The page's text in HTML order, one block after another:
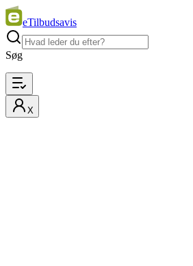
eTilbudsavis
Søg
X